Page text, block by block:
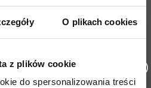
O plikach cookies
z plików cookie
do spersonalizowania treści